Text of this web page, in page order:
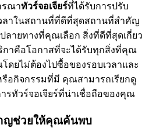
รณาทัวร์จอเจียร์ที่ได้รับการปรับ
ลาในสถานที่ที่ดีที่สุดสถานที่สำคัญ
ลายทางที่คุณเลือก สิ่งที่ดีที่สุดเกี่ยว
กาคือโอกาสที่จะได้รับทุกสิ่งที่คุณ
ดยไม่ต้องไปซื้อของรอบเวลาและ
อกิจกรรมที่มี คุณสามารถเรียกดู
รทัวร์จอเจียร์ที่น่าเชื่อถือของคุณ
าญช่วยให้คุณค้นพบ